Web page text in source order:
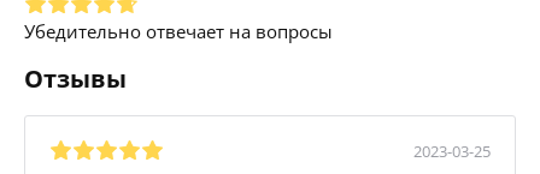
Убедительно отвечает на вопросы
Отзывы
2023-03-25